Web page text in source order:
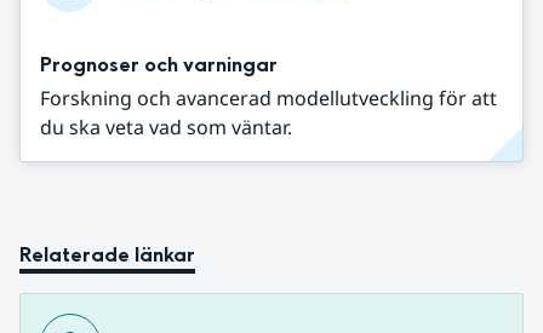
Prognoser och varningar
Forskning och avancerad modellutveckling för att
du ska veta vad som väntar.
Relaterade länkar